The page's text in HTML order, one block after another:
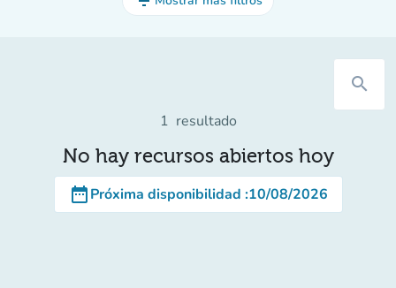
search
1 resultado
No hay recursos abiertos hoy
date_rangePróxima disponibilidad :10/08/2026